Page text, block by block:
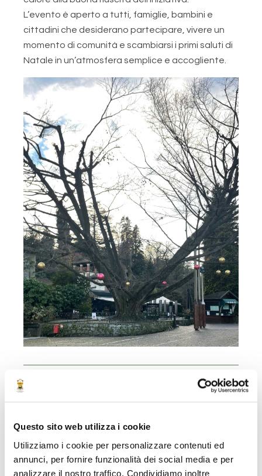
Questo sito web utilizza i cookie
Utilizziamo i cookie per personalizzare contenuti ed
annunci, per fornire funzionalità dei social media e per
analizzare il nostro traffico. Condividiamo inoltre
L’evento è aperto a tutti, famiglie, bambini e
cittadini che desiderano partecipare, vivere un
momento di comunità e scambiarsi i primi saluti di
Natale in un’atmosfera semplice e accogliente.
LEGGI TUTTE LE NOTIZIE
Search